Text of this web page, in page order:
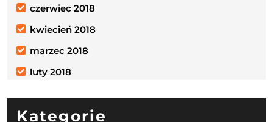
czerwiec 2018
kwiecień 2018
marzec 2018
luty 2018
Kategorie